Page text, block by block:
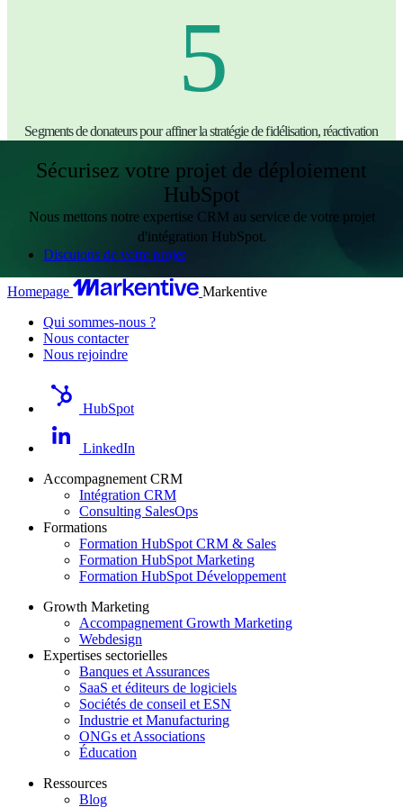
5
Segments de donateurs pour affiner la stratégie de fidélisation, réactivation
Sécurisez votre projet de déploiement
HubSpot
Nous mettons notre expertise CRM au service de votre projet
d'intégration HubSpot.
Discutons de votre projet
Homepage
Markentive
Qui sommes-nous ?
Nous contacter
Nous rejoindre
HubSpot
LinkedIn
Accompagnement CRM
Intégration CRM
Consulting SalesOps
Formations
Formation HubSpot CRM & Sales
Formation HubSpot Marketing
Formation HubSpot Développement
Growth Marketing
Accompagnement Growth Marketing
Webdesign
Expertises sectorielles
Banques et Assurances
SaaS et éditeurs de logiciels
Sociétés de conseil et ESN
Industrie et Manufacturing
ONGs et Associations
Éducation
Ressources
Blog